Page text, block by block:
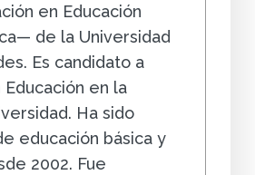
en Educación
de la Universidad
Es candidato a
en la
Ha sido
educación básica y
2002. Fue